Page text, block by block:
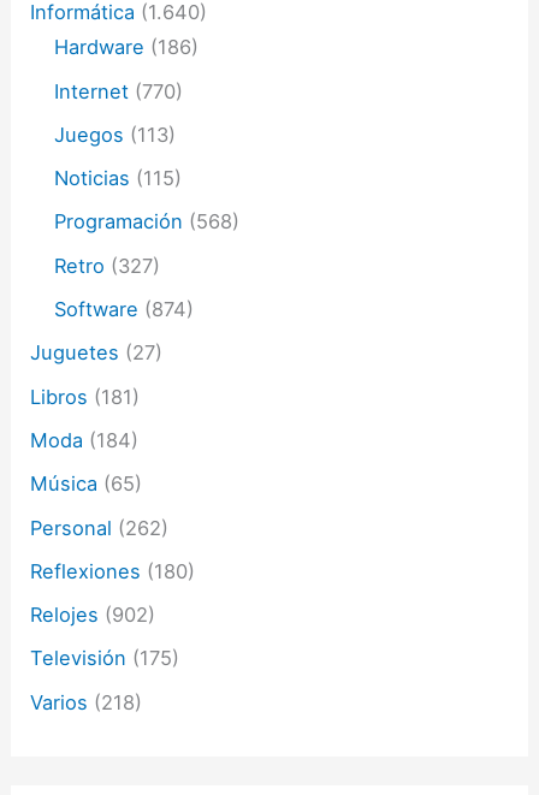
Informática (1.640)
Hardware (186)
Internet (770)
Juegos (113)
Noticias (115)
Programación (568)
Retro (327)
Software (874)
Juguetes (27)
Libros (181)
Moda (184)
Música (65)
Personal (262)
Reflexiones (180)
Relojes (902)
Televisión (175)
Varios (218)